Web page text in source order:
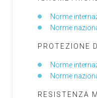
Norme
Norme
PROTEZIONE
Norme
Norme
RESISTENZA